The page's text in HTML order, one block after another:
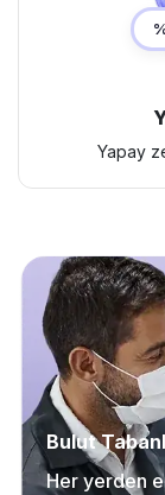
Yapay
Bulut
Her yerden